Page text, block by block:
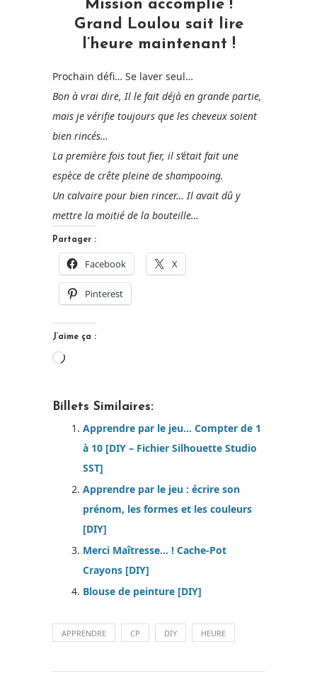
Mission accomplie !
Grand Loulou sait lire
l’heure maintenant !
Prochain défi… Se laver seul…
Bon à vrai dire, Il le fait déjà en grande partie,
mais je vérifie toujours que les cheveux soient
bien rincés…
La première fois tout fier, il s’était fait une
espèce de crête pleine de shampooing.
Un calvaire pour bien rincer… Il avait dû y
mettre la moitié de la bouteille…
Partager :
Facebook X
Pinterest
J’aime ça :
Chargement…
Billets Similaires:
Apprendre par le jeu… Compter de 1
à 10 [DIY – Fichier Silhouette Studio
SST]
Apprendre par le jeu : écrire son
prénom, les formes et les couleurs
[DIY]
Merci Maîtresse… ! Cache-Pot
Crayons [DIY]
Blouse de peinture [DIY]
APPRENDRE CP DIY HEURE